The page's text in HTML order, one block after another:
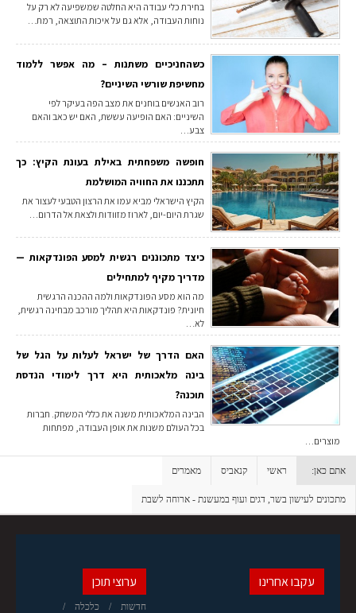
בחירת כלי עבודה היא החלטה שמשפיעה לא רק על
נוחות העבודה, אלא גם על איכות התוצאה, רמת…
כשהחניכיים משתנות – מה אפשר ללמוד
מחשיפת שורשי השיניים?
רוב האנשים בוחנים את מצב הפה בעיקר לפי
השיניים: האם הופיעה עששת, האם יש כאב והאם
צבע…
חופשה משפחתית באילת בעונת הקיץ: כך
תתכננו את החוויה המושלמת
הקיץ הישראלי מביא עמו את הרצון הטבעי לעצור את
שגרת היום-יום, לארוז מזוודות ולצאת אל הדרום…
כיצד מתכוננים רגשית למסע הפונדקאות —
מדריך מקיף למתחילים
מה הוא מסע הפונדקאות ולמה ההכנה הרגשית
חיונית? פונדקאות היא תהליך מורכב מבחינה רגשית,
לא…
האם הדרך של ישראל לעלות על הגל של
בינה מלאכותית היא דרך לימודי הנדסת
תוכנה?
הבינה המלאכותית משנה את כללי המשחק. חברות
בכל העולם משנות את אופן העבודה, מפתחות
מוצרים…
אתם כאן: ראשי קנאביס מאמרים
מתכונים לעישון בשר, דגים ועוף במעשנת - ארוחה לשבת
ערוצי תוכן
חדשות כלכלה
עקבו אחרינו